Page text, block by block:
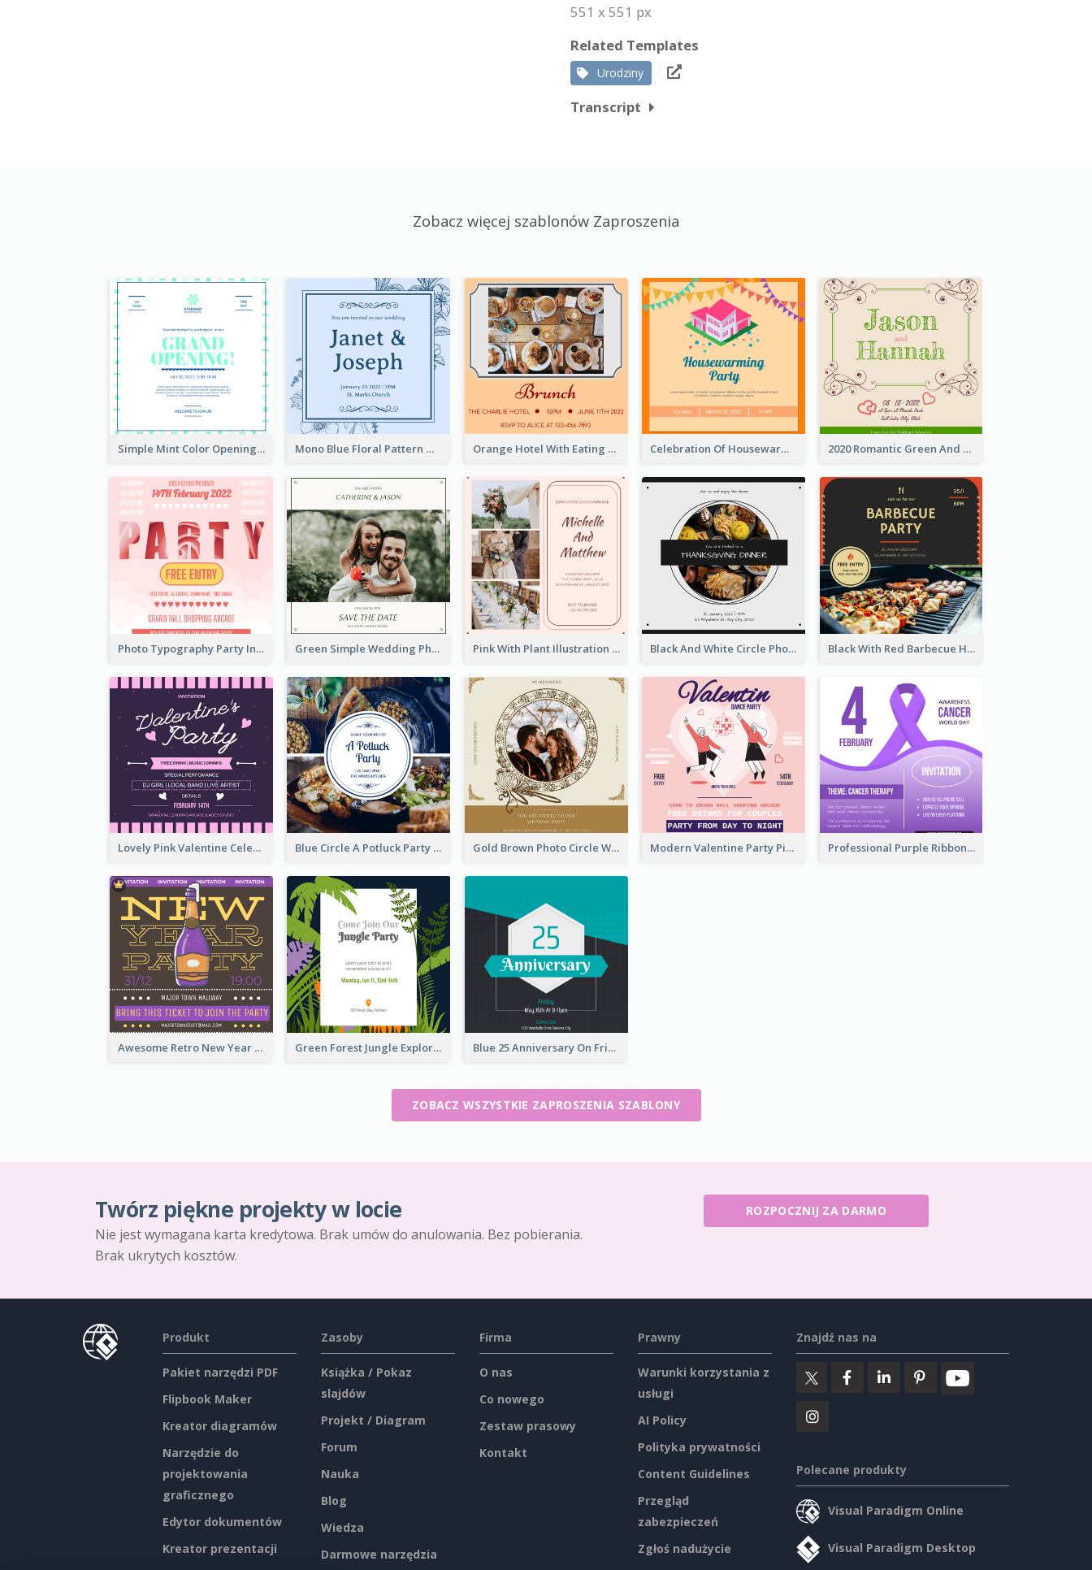
551 x 551 px
Related Templates
Urodziny
Transcript
Zobacz więcej szablonów Zaproszenia
Simple Mint Color Opening Day Invitation Card Idea Mono Blue Floral Pattern Wedding Invitation Orange Hotel With Eating Brunch Invitation Celebration Of Housewarming Party Invitation 2020 Romantic Green And Brown Wedding Invitation
Photo Typography Party Invitation Design Templates Green Simple Wedding Photo Wedding Invitation Pink With Plant Illustration Wedding Party Invitation Black And White Circle Photo Thanksgiving Dinner Invitation Black With Red Barbecue Housewarming Invitation
Lovely Pink Valentine Celebration Invitation Design Ideas Blue Circle A Potluck Party Invitation Gold Brown Photo Circle Wedding Invitation Modern Valentine Party Pink Invitation Design Templates Professional Purple Ribbon Invitation Design Template
Awesome Retro New Year Invitation Template Design Green Forest Jungle Explorer Invitation Blue 25 Anniversary On Friday Invitation
ZOBACZ WSZYSTKIE ZAPROSZENIA SZABLONY
Twórz piękne projekty w locie
Nie jest wymagana karta kredytowa. Brak umów do anulowania. Bez pobierania.
Brak ukrytych kosztów.
ROZPOCZNIJ ZA DARMO
Produkt
Pakiet narzędzi PDF
Flipbook Maker
Kreator diagramów
Narzędzie do
projektowania
graficznego
Edytor dokumentów
Kreator prezentacji
Zasoby
Książka / Pokaz
slajdów
Projekt / Diagram
Forum
Nauka
Blog
Wiedza
Darmowe narzędzia
Firma
O nas
Co nowego
Zestaw prasowy
Kontakt
Prawny
Warunki korzystania z
usługi
AI Policy
Polityka prywatności
Content Guidelines
Przegląd
zabezpieczeń
Zgłoś nadużycie
Znajdź nas na
Polecane produkty
Visual Paradigm Online
Visual Paradigm Desktop